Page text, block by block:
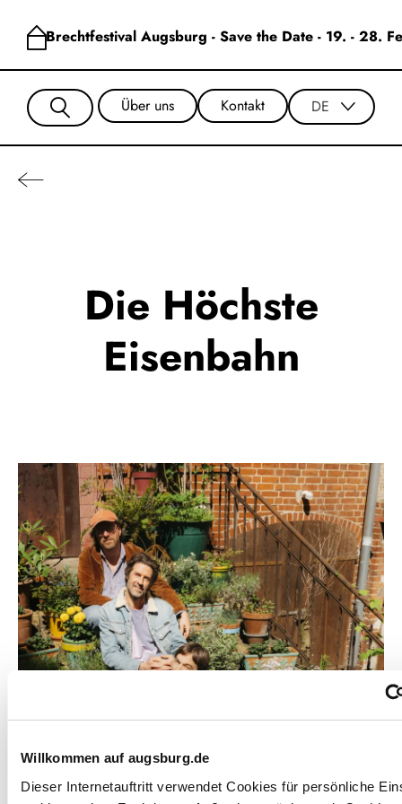
Willkommen auf augsburg.de
Dieser Internetauftritt verwendet Cookies für persönliche
Brechtfestival Augsburg - Save the Date - 19. - 28.
Über uns Kontakt DE
Die Höchste
Eisenbahn